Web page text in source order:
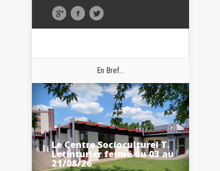
En Bref...
Le Centre Socioculturel T.
Letinturier fermé du 03 au
21/08/26